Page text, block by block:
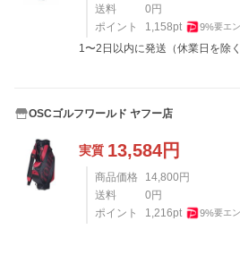
送料
0 円
ポイント
1,158pt 9%要エ
1〜2日以内に発送（休業日を除く
OSCゴルフワールド ヤフー店
実質 13,584円
商品価格 14,800 円
送料
0 円
ポイント
1,216pt 9%要エ